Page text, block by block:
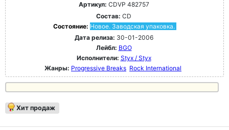
Артикул: CDVP 482757
Состав: CD
Состояние: Новое. Заводская упаковка.
Дата релиза: 30-01-2006
Лейбл: BGO
Исполнители: Styx / Styx
Жанры: Progressive Breaks Rock International
Хит продаж